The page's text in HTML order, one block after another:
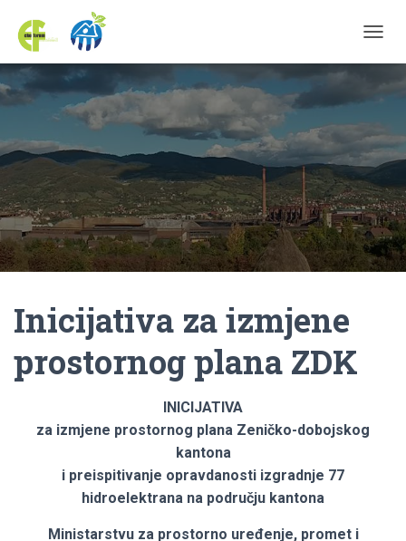
Inicijativa za izmjene
prostornog plana ZDK
INICIJATIVA
za izmjene prostornog plana Zeničko-dobojskog
kantona
i preispitivanje opravdanosti izgradnje 77
hidroelektrana na području kantona
Ministarstvu za prostorno uređenje, promet i